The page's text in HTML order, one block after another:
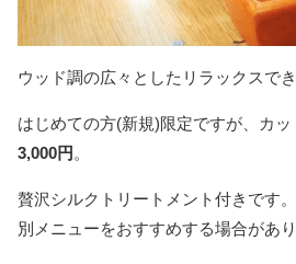
ウッド調の広々としたリラックスで
はじめての方(新規)限定ですが、カッ
3,000円 。
贅沢シルクトリートメント付きです
別メニューをおすすめする場合があり